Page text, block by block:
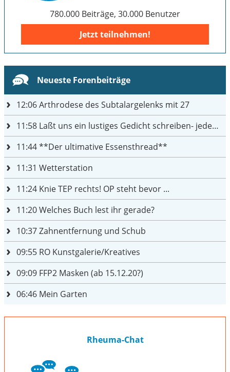
780.000 Beiträge, 30.000 Benutzer
Jetzt teilnehmen!
Neueste Forenbeiträge
12:06Arthrodese des Subtalargelenks mit 27
11:58 Laßt uns ein lustiges Gedicht schreiben- jeder einen Satz
11:44**Der ultimative Essensthread**
11:31 Wetterstation
11:24 Knie TEP rechts! OP steht bevor ...
11:20Welches Buch lest ihr gerade?
10:37Zahnentfernung und Schub
09:55 RO Kunstgalerie/Kreatives
09:09 FFP2 Masken (ab 15.12.20?)
06:46 Mein Garten
Rheuma-Chat